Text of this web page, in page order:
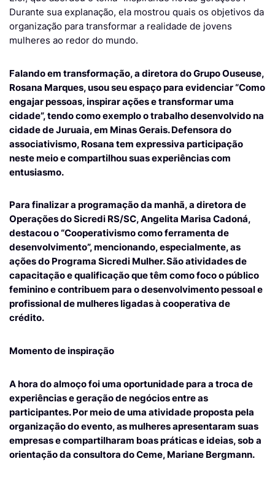
Durante sua explanação, ela mostrou quais os objetivos da
organização para transformar a realidade de jovens
mulheres ao redor do mundo.
Falando em transformação, a diretora do Grupo Ouseuse,
Rosana Marques, usou seu espaço para evidenciar “Como
engajar pessoas, inspirar ações e transformar uma
cidade”, tendo como exemplo o trabalho desenvolvido na
cidade de Juruaia, em Minas Gerais. Defensora do
associativismo, Rosana tem expressiva participação
neste meio e compartilhou suas experiências com
entusiasmo.
Para finalizar a programação da manhã, a diretora de
Operações do Sicredi RS/SC, Angelita Marisa Cadoná,
destacou o “Cooperativismo como ferramenta de
desenvolvimento”, mencionando, especialmente, as
ações do Programa Sicredi Mulher. São atividades de
capacitação e qualificação que têm como foco o público
feminino e contribuem para o desenvolvimento pessoal e
profissional de mulheres ligadas à cooperativa de
crédito.
Momento de inspiração
A hora do almoço foi uma oportunidade para a troca de
experiências e geração de negócios entre as
participantes. Por meio de uma atividade proposta pela
organização do evento, as mulheres apresentaram suas
empresas e compartilharam boas práticas e ideias, sob a
orientação da consultora do Ceme, Mariane Bergmann.